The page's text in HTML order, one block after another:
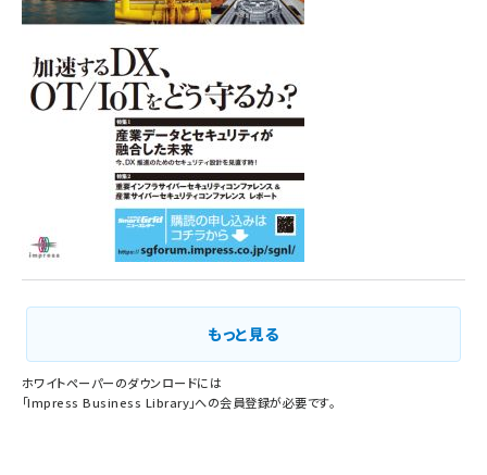
Vol.1
もっと見る
ホワイトペーパーのダウンロードには
「Impress Business Library」への会員登録が必要です。